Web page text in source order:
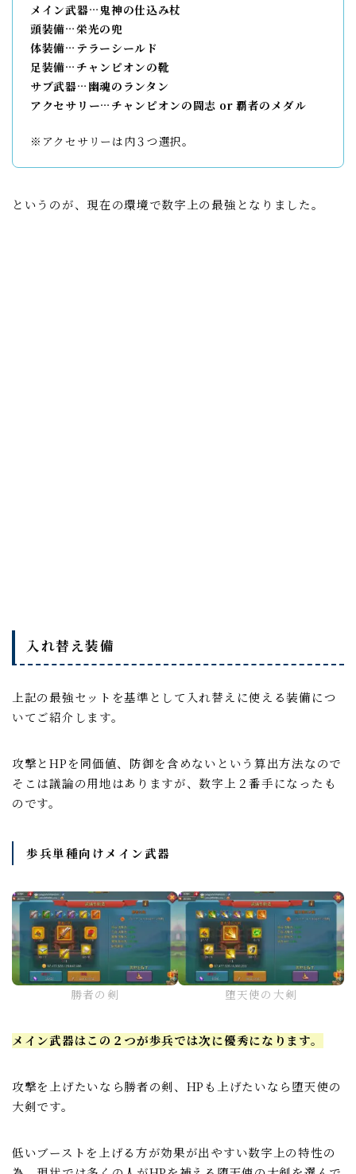
メイン武器…鬼神の仕込み杖
頭装備…栄光の兜
体装備…テラーシールド
足装備…チャンピオンの靴
サブ武器…幽魂のランタン
アクセサリー…チャンピオンの闘志 or 覇者のメダル
※アクセサリーは内３つ選択。
というのが、現在の環境で数字上の最強となりました。
入れ替え装備
上記の最強セットを基準として入れ替えに使える装備につ
いてご紹介します。
攻撃とHPを同価値、防御を含めないという算出方法なので
そこは議論の用地はありますが、数字上２番手になったも
のです。
歩兵単種向けメイン武器
勝者の剣 堕天使の大剣
メイン武器はこの２つが歩兵では次に優秀になります。
攻撃を上げたいなら勝者の剣、HPも上げたいなら堕天使の
大剣です。
低いブーストを上げる方が効果が出やすい数字上の特性の